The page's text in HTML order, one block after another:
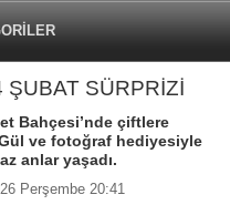
ŞUBAT SÜRPRİZİ
Bahçesi’nde çiftlere
Gül ve fotoğraf hediyesiyle
anlar yaşadı.
Perşembe 20:41